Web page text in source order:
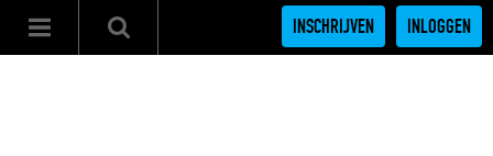
INSCHRIJVEN INLOGGEN